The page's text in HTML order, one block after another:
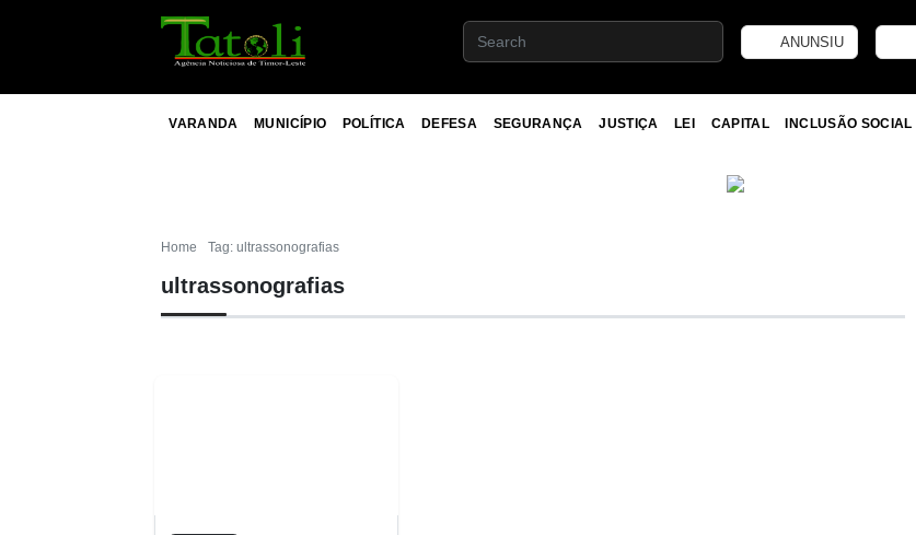
ANUNSIU
VARANDA MUNICÍPIO POLÍTICA DEFESA SEGURANÇA JUSTIÇA LEI CAPITAL INCLUSÃO SOCIAL
Home Tag: ultrassonografias
ultrassonografias